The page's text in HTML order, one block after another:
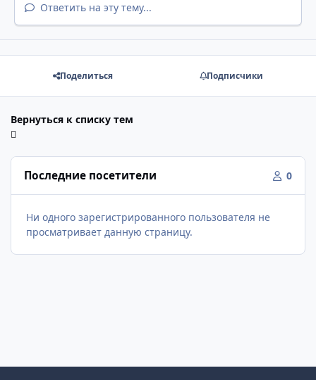
Ответить на эту тему...
Поделиться Подписчики
Вернуться к списку тем
Последние посетители 0
Ни одного зарегистрированного пользователя не
просматривает данную страницу.